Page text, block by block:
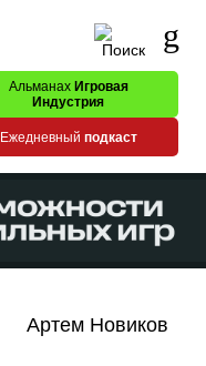
Альманах Игровая
Индустрия
Ежедневный подкаст
Артем Новиков